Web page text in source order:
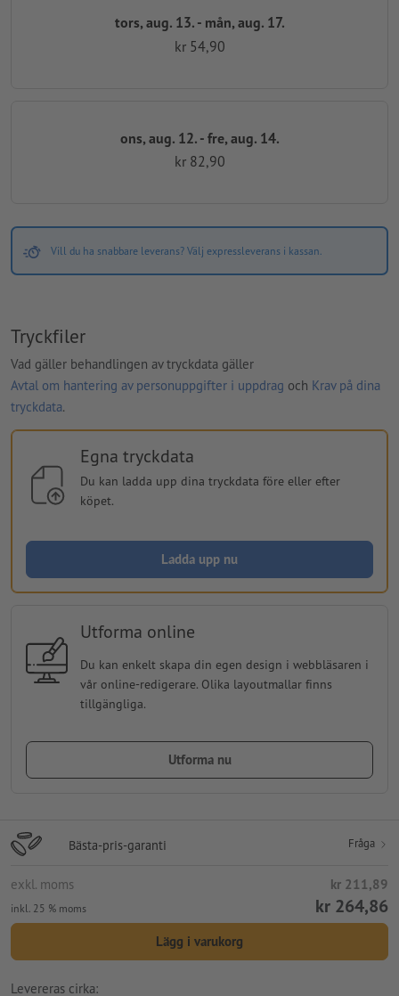
tors, aug. 13. - mån, aug. 17.
kr 54,90
ons, aug. 12. - fre, aug. 14.
kr 82,90
Vill du ha snabbare leverans? Välj expressleverans i kassan.
Tryckfiler
Vad gäller behandlingen av tryckdata gäller
Avtal om hantering av personuppgifter i uppdrag och Krav på dina
tryckdata.
Egna tryckdata
Du kan ladda upp dina tryckdata före eller efter
köpet.
Ladda upp nu
Utforma online
Du kan enkelt skapa din egen design i webbläsaren i
vår online-redigerare. Olika layoutmallar finns
tillgängliga.
Utforma nu
Bästa-pris-garanti Fråga
exkl. moms kr 211,89
inkl. 25 % moms kr 264,86
Lägg i varukorg
Levereras cirka: